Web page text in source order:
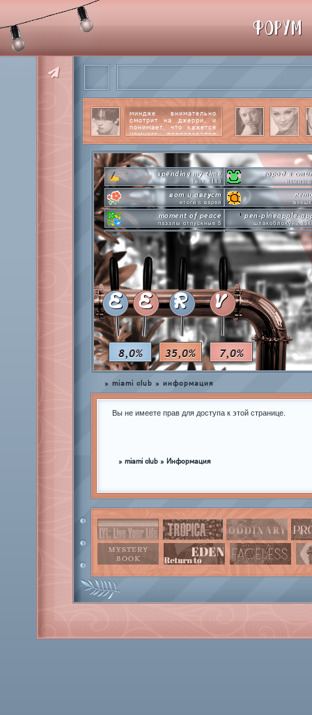
8,0% 35,0% 7,0%
миндже внимательно
смотрит на джерри, и
понимает, что кажется
немного перестарался
далее
spending my time
тест #183
город в
вот и август
итоги с варей
moment of peace
паззлы отпускные 5
pen-pineapple-
шлакоблокунь
hot n cold
охлаждаемся в клабграмме
сделай это
everyone's a star
покупаем звезды
time goes by
private emotion
с днем эмоций #4
hot
летняя
E E R V
ФОРУМ
» miami club » информация
Вы не имеете прав для доступа к этой странице.
» miami club » Информация